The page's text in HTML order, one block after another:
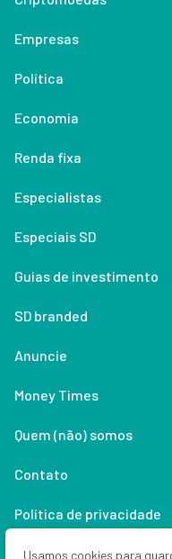
Empresas
Política
Economia
Renda fixa
Especialistas
Especiais SD
Guias de investimento
SD branded
Anuncie
Money Times
Quem (não) somos
Contato
Política de privacidade
Lifestyle
Usamos cookies para